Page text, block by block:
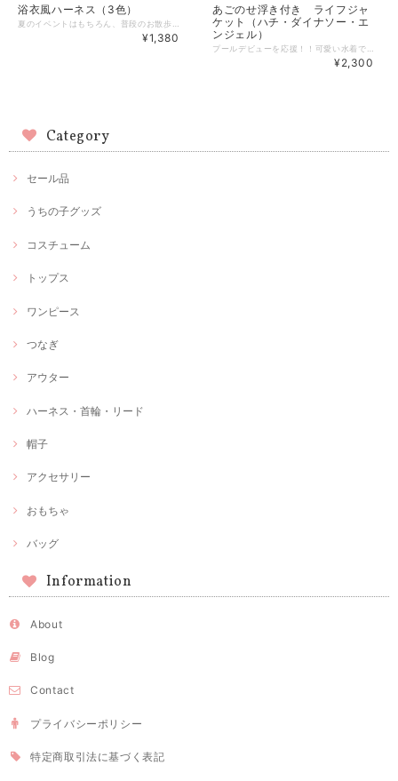
浴衣風ハーネス（3色）
¥1,380
あごのせ浮き付き ライフジャ
ケット（ハチ・ダイナソー・エ
ンジェル）
¥2,300
Category
セール品
うちの子グッズ
コスチューム
トップス
ワンピース
つなぎ
アウター
ハーネス・首輪・リード
帽子
アクセサリー
おもちゃ
バッグ
Information
About
Blog
Contact
プライバシーポリシー
特定商取引法に基づく表記